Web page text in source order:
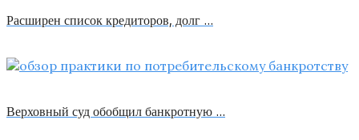
Расширен список кредиторов, долг …
Верховный суд обобщил банкротную …